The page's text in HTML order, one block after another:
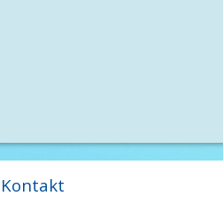
Kontakt